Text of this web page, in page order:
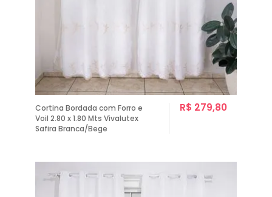
Cortina Bordada com Forro e
Voil 2.80 x 1.80 Mts Vivalutex
Safira Branca/Bege
R$ 279,80